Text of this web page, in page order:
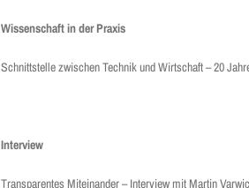
Wissenschaft in der Praxis
Schnittstelle zwischen Technik und Wirtschaft – 20
Interview
Transparentes Miteinander – Interview mit Martin